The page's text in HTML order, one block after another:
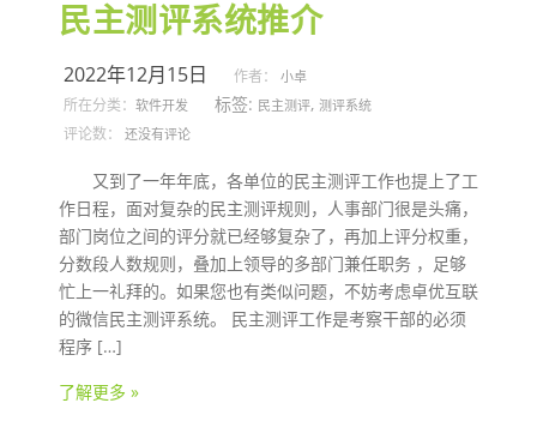
民主测评系统推介
2022年12月15日 作者： 小卓
所在分类： 软件开发 标签: 民主测评, 测评系统
评论数： 还没有评论
又到了一年年底，各单位的民主测评工作也提上了工
作日程，面对复杂的民主测评规则，人事部门很是头痛，
部门岗位之间的评分就已经够复杂了，再加上评分权重，
分数段人数规则，叠加上领导的多部门兼任职务 ，足够
忙上一礼拜的。如果您也有类似问题，不妨考虑卓优互联
的微信民主测评系统。 民主测评工作是考察干部的必须
程序 […]
了解更多 »